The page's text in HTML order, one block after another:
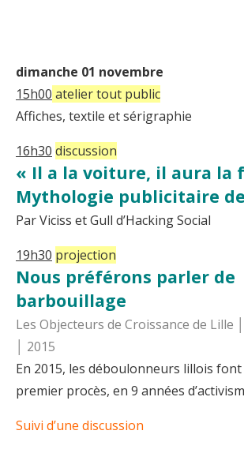
dimanche 01 novembre
15h00 atelier tout public
Affiches, textile et sérigraphie
16h30 discussion
« Il a la voiture, il aura la
Mythologie publicitaire
Par Viciss et Gull d’Hacking Social
19h30 projection
Nous préférons parler de
barbouillage
Les Objecteurs de Croissance de Lille
│ 2015
En 2015, les déboulonneurs lillois
premier procès, en 9 années
Suivi d’une discussion